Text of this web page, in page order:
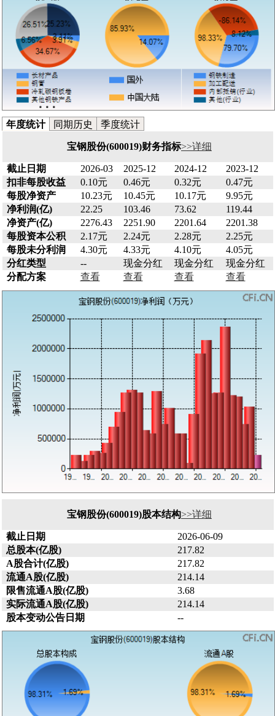
年度统计 同期历史 季度统计
宝钢股份(600019)财务指标>>详细
截止日期 2026-03 2025-12 2024-12
2023-12
扣非每股收益
0.10元 0.46元 0.32元
0.47元
每股净资产
10.23元 10.45元 10.17元
9.95元
净利润(亿)
22.25 103.46 73.62
119.44
净资产(亿)
2276.43 2251.90 2201.64
2201.38
每股资本公积
2.17元 2.24元 2.28元
2.25元
每股未分利润
4.30元 4.33元 4.10元
4.05元
分红类型
-- 现金分红 现金分红
现金分红
分配方案
查看 查看 查看 查看
宝钢股份(600019)股本结构>>详细
截止日期
2026-06-09
总股本(亿股)
217.82
A股合计(亿股)
217.82
流通A股(亿股)
214.14
限售流通A股(亿股)
3.68
实际流通A股(亿股)
214.14
股本变动公告日期
--